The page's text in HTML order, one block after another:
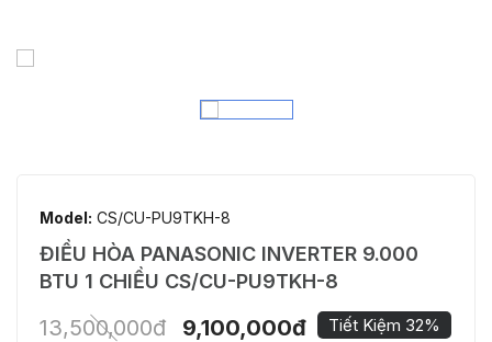
Model: CS/CU-PU9TKH-8
ĐIỀU HÒA PANASONIC INVERTER 9.000
BTU 1 CHIỀU CS/CU-PU9TKH-8
13,500,000đ 9,100,000đ Tiết Kiệm 32%